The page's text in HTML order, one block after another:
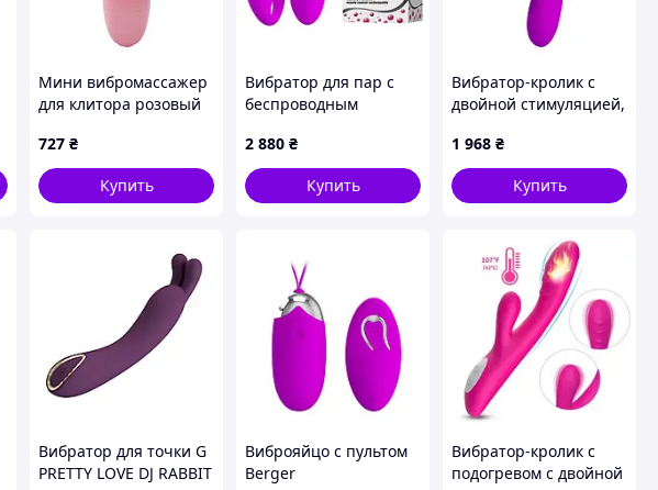
Мини вибромассажер
для клитора розовый
727 ₴
Купить
Вибратор для пар с
беспроводным
фиолетового цвета
Lybaile Pretty Love
Nomax
2 880 ₴
Купить
Вибратор-кролик с
двойной стимуляцией,
USB
1 968 ₴
Купить
Вибратор для точки G
PRETTY LOVE DJ RABBIT
Виброяйцо с пультом
Berger
Вибратор-кролик с
подогревом с двойной